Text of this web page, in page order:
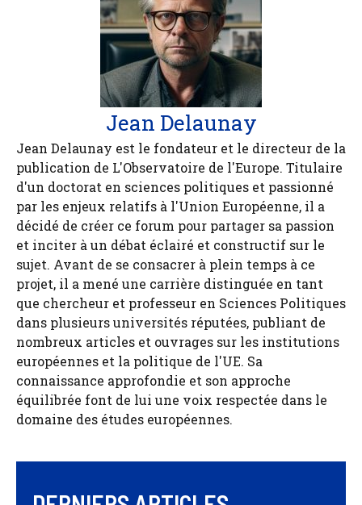
Jean Delaunay
Jean Delaunay est le fondateur et le directeur de la
publication de L'Observatoire de l'Europe. Titulaire
d'un doctorat en sciences politiques et passionné
par les enjeux relatifs à l'Union Européenne, il a
décidé de créer ce forum pour partager sa passion
et inciter à un débat éclairé et constructif sur le
sujet. Avant de se consacrer à plein temps à ce
projet, il a mené une carrière distinguée en tant
que chercheur et professeur en Sciences Politiques
dans plusieurs universités réputées, publiant de
nombreux articles et ouvrages sur les institutions
européennes et la politique de l'UE. Sa
connaissance approfondie et son approche
équilibrée font de lui une voix respectée dans le
domaine des études européennes.